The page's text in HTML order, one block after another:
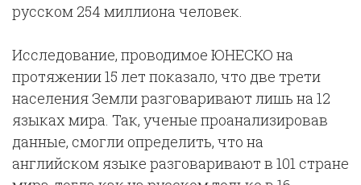
русском 254 миллиона человек.
Исследование, проводимое ЮНЕСКО на
протяжении 15 лет показало, что две трети
населения Земли разговаривают лишь на 12
языках мира. Так, ученые проанализировав
данные, смогли определить, что на
английском языке разговаривают в 101 стране